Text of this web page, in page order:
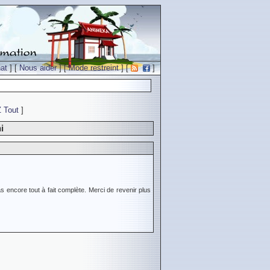
] [Nous aider] [Mode restreint] [ ]
Tout ]
encore tout à fait complète. Merci de revenir plus